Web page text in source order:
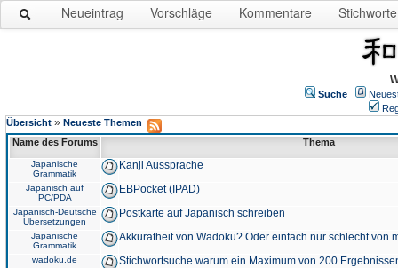
Neueintrag Vorschläge Kommentare Stichworte
Suche
Übersicht » Neueste Themen
Name des Forums
Thema
Japanische
Grammatik
Kanji Aussprache
Japanisch auf
PC/PDA
EBPocket (IPAD)
Japanisch-Deutsche
Übersetzungen
Postkarte auf Japanisch schreiben
Japanische
Grammatik
Akkuratheit von Wadoku? Oder einfach nur schlecht von
wadoku.de Stichwortsuche warum ein Maximum von 200